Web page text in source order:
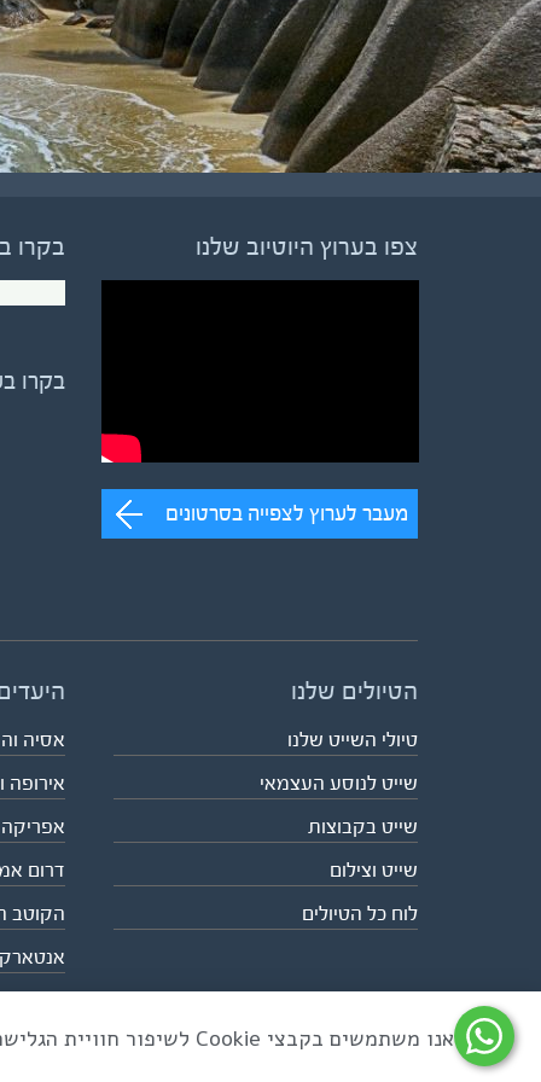
צפו בערוץ היוטיוב שלנו
מעבר לערוץ לצפייה בסרטונים
בקרו
בקרו
הטיולים שלנו
טיולי השייט שלנו
שייט לנוסע העצמאי
שייט בקבוצות
שייט וצילום
לוח כל הטיולים
אסיה
אירופה
אפריקה
דרום
הקוטב
כל הזכויות שמורות לאקו טיולי שטח | טלפון 03-6879090 | פקס 03-6879099 |
אנו משתמשים בקבצי Cookie לשיפור חוויית הגלישה ולניתוח שימוש באתר